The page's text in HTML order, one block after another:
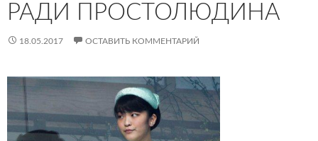
РАДИ ПРОСТОЛЮДИНА
18.05.2017 ОСТАВИТЬ КОММЕНТАРИЙ